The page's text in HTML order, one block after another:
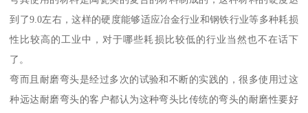
到了9.0左右，这样的硬度能够适应冶金行业和钢铁行业等多种耗损
性比较高的工业中，对于哪些耗损比较低的行业当然也不在话下
了。
弯而且耐磨弯头是经过多次的试验和不断的实践的，很多使用过这
种远达耐磨弯头的客户都认为这种弯头比传统的弯头的耐磨性要好